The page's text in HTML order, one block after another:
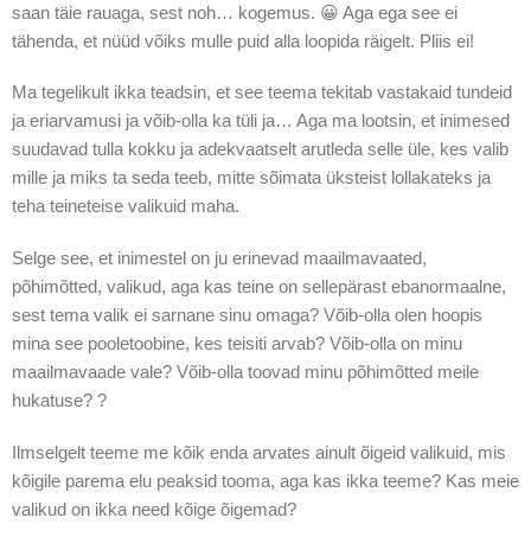
saan täie rauaga, sest noh… kogemus. 😀 Aga ega see ei
tähenda, et nüüd võiks mulle puid alla loopida räigelt. Pliis ei!
Ma tegelikult ikka teadsin, et see teema tekitab vastakaid tundeid
ja eriarvamusi ja võib-olla ka tüli ja… Aga ma lootsin, et inimesed
suudavad tulla kokku ja adekvaatselt arutleda selle üle, kes valib
mille ja miks ta seda teeb, mitte sõimata üksteist lollakateks ja
teha teineteise valikuid maha.
Selge see, et inimestel on ju erinevad maailmavaated,
põhimõtted, valikud, aga kas teine on sellepärast ebanormaalne,
sest tema valik ei sarnane sinu omaga? Võib-olla olen hoopis
mina see pooletoobine, kes teisiti arvab? Võib-olla on minu
maailmavaade vale? Võib-olla toovad minu põhimõtted meile
hukatuse? ?
Ilmselgelt teeme me kõik enda arvates ainult õigeid valikuid, mis
kõigile parema elu peaksid tooma, aga kas ikka teeme? Kas meie
valikud on ikka need kõige õigemad?